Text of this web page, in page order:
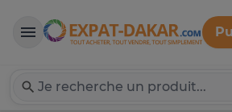
Expat-Dakar